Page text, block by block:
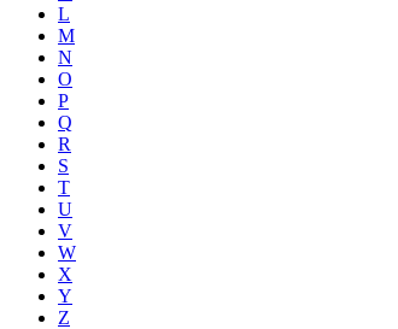
L
M
N
O
P
Q
R
S
T
U
V
W
X
Y
Z